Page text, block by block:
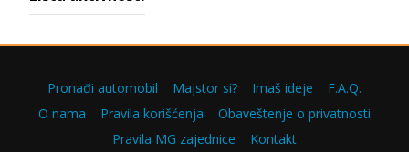
Pronađi automobil Majstor si? Imaš ideje
F.A.Q.
O nama
Pravila korišćenja
Obaveštenje o privatnosti
Pravila MG zajednice
Kontakt